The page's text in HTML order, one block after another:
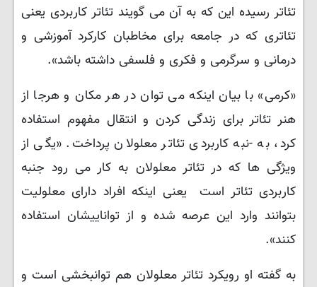
تئاتر رسیده این که به آن می گویند تئاتر کاربردی یعنی
تئاتری که در جامعه برای مخاطبان کارکرد آموزشی و
درمانی و سرگرمی و فکری و فلسفی داشته باشد».
«کرمی» با بیان اینکه می توان در هر مکان و هرجا از
هنر تئاتر برای زندگی کردن و انتقال مفهوم استفاده
کرد، به -نبه کاربردی تئاتر معلولان پرداخت. «یگی از
ویژگی ها که در تئاتر معلولان به کار می رود جنبه
کاربردی تئاتر است یعنی اینکه افراد دارای معلولیت
بتوانند وارد این عرصه شده و از تواناییشان استفاده
کنند».
به گفته او رویکرد تئاتر معلولان هم توانبخشی است و